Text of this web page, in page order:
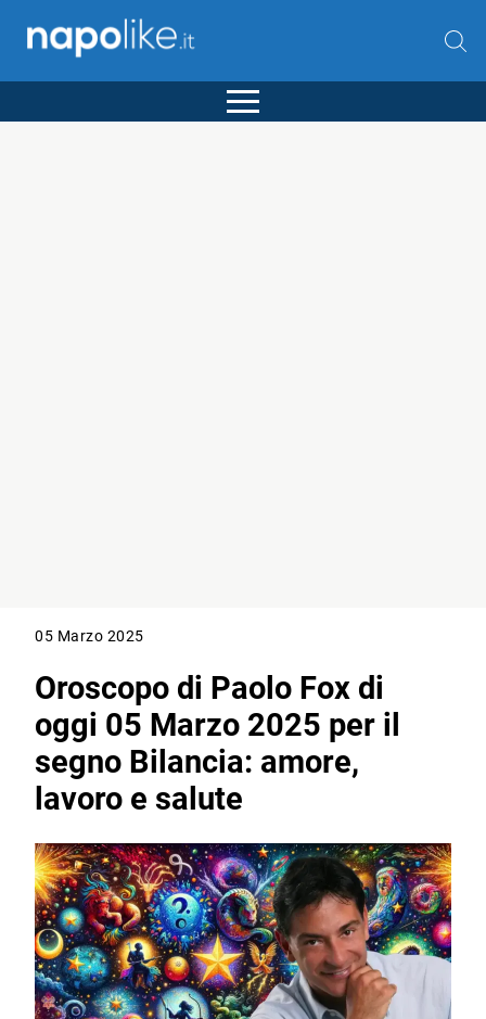
05 Marzo 2025
Oroscopo di Paolo Fox di
oggi 05 Marzo 2025 per il
segno Bilancia: amore,
lavoro e salute